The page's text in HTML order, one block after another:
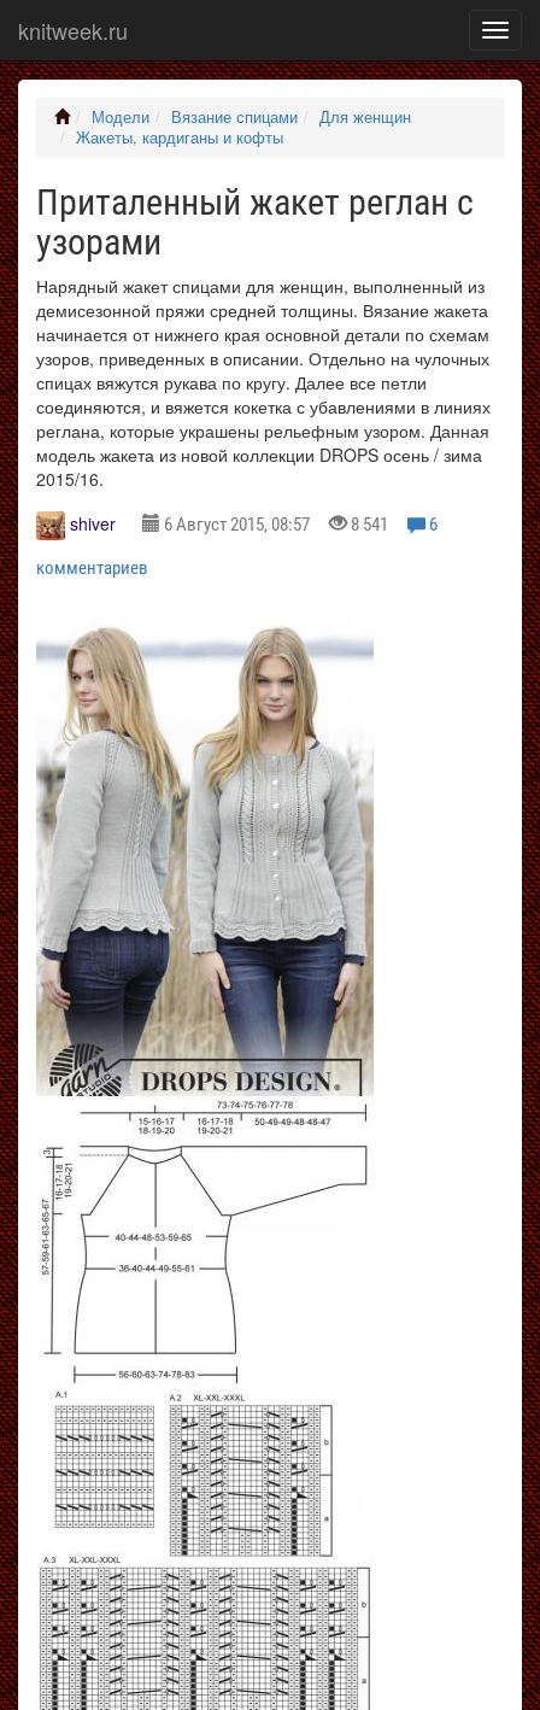
меню
knitweek.ru
Модели Вязание спицами
Для женщин
Жакеты, кардиганы и кофты
Приталенный жакет реглан с
узорами
Нарядный жакет спицами для женщин, выполненный из
демисезонной пряжи средней толщины. Вязание жакета
начинается от нижнего края основной детали по схемам
узоров, приведенных в описании. Отдельно на чулочных
спицах вяжутся рукава по кругу. Далее все петли
соединяются, и вяжется кокетка с убавлениями в линиях
реглана, которые украшены рельефным узором. Данная
модель жакета из новой коллекции DROPS осень / зима
2015/16.
shiver
6 Август 2015, 08:57 8 541
6
комментариев